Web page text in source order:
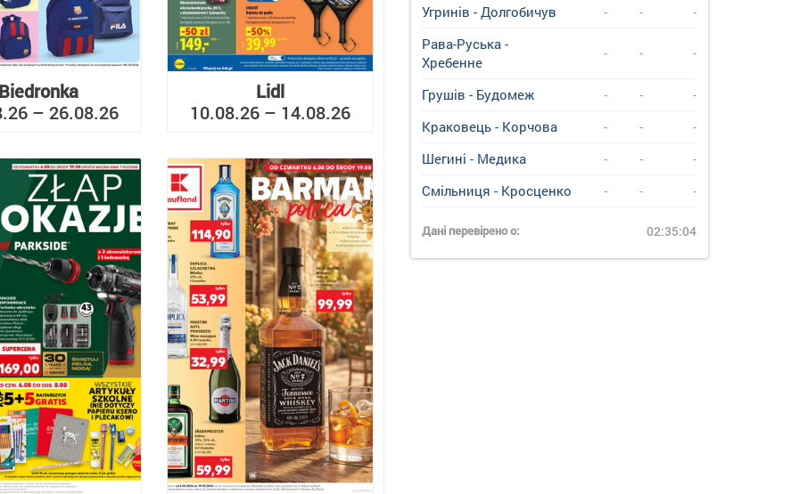
– 26.08.26
Lidl
10.08.26 – 14.08.26
Угринiв - Долгобичув
- -
-
Рава-Руська -
Хребенне
- - -
Грушів - Будомеж - -
-
Краковець - Корчова
- -
-
Шегині - Медика
- -
-
Смільниця - Кросценко
- - -
Дані перевірено о: 02:35:04